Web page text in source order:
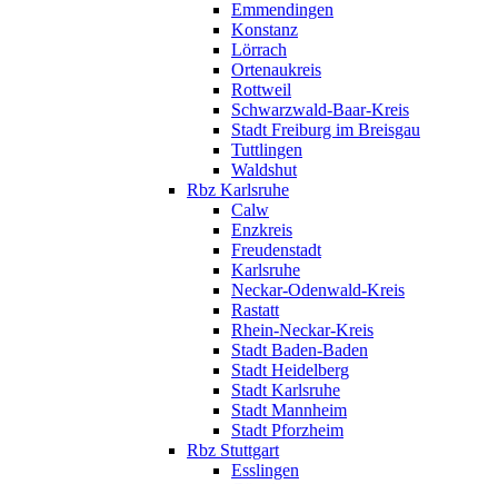
Emmendingen
Konstanz
Lörrach
Ortenaukreis
Rottweil
Schwarzwald-Baar-Kreis
Stadt Freiburg im Breisgau
Tuttlingen
Waldshut
Rbz Karlsruhe
Calw
Enzkreis
Freudenstadt
Karlsruhe
Neckar-Odenwald-Kreis
Rastatt
Rhein-Neckar-Kreis
Stadt Baden-Baden
Stadt Heidelberg
Stadt Karlsruhe
Stadt Mannheim
Stadt Pforzheim
Rbz Stuttgart
Esslingen